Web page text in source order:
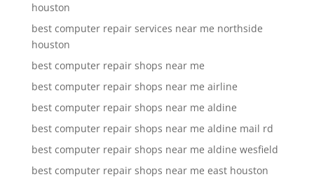
houston
best computer repair services near me northside
houston
best computer repair shops near me
best computer repair shops near me airline
best computer repair shops near me aldine
best computer repair shops near me aldine mail rd
best computer repair shops near me aldine wesfield
best computer repair shops near me east houston